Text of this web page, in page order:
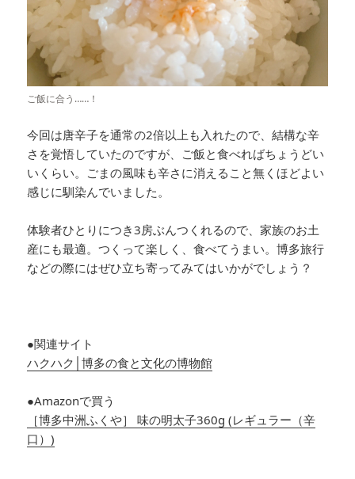
ご飯に合う……！
今回は唐辛子を通常の2倍以上も入れたので、結構な辛
さを覚悟していたのですが、ご飯と食べればちょうどい
いくらい。ごまの風味も辛さに消えること無くほどよい
感じに馴染んでいました。
体験者ひとりにつき3房ぶんつくれるので、家族のお土
産にも最適。つくって楽しく、食べてうまい。博多旅行
などの際にはぜひ立ち寄ってみてはいかがでしょう？
●関連サイト
ハクハク│博多の食と文化の博物館
●Amazonで買う
［博多中洲ふくや］ 味の明太子360g (レギュラー（辛
口）)